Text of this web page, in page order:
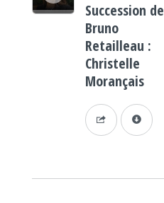
Succession de
Bruno
Retailleau :
Christelle
Morançais